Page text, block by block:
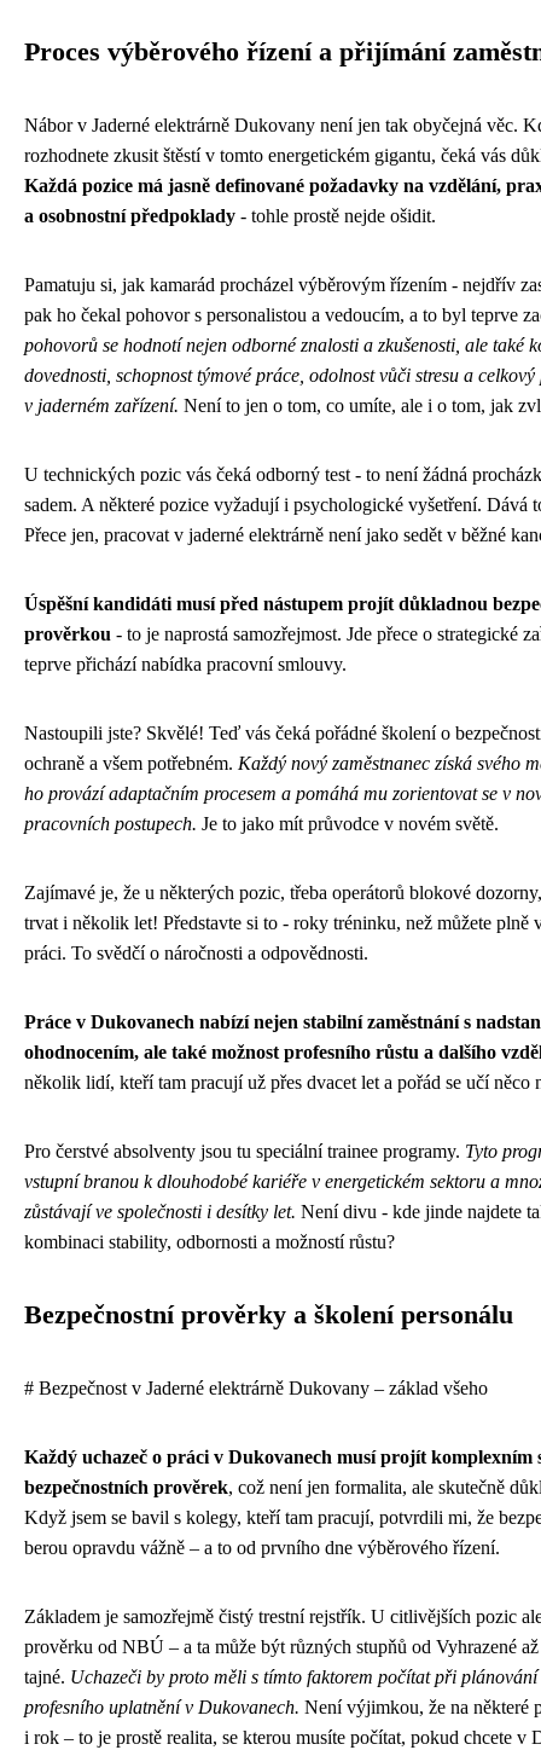
Proces výběrového řízení a přijímání
Nábor v Jaderné elektrárně Dukovany není jen tak obyčejná věc.
rozhodnete zkusit štěstí v tomto energetickém gigantu, čeká vás
Každá pozice má jasně definované požadavky na vzdělání,
a osobnostní předpoklady - tohle prostě nejde ošidit.
Pamatuju si, jak kamarád procházel výběrovým řízením - nejdřív
pak ho čekal pohovor s personalistou a vedoucím, a to byl teprve
pohovorů se hodnotí nejen odborné znalosti a zkušenosti, ale také
dovednosti, schopnost týmové práce, odolnost vůči stresu a
v jaderném zařízení. Není to jen o tom, co umíte, ale i o tom, jak
U technických pozic vás čeká odborný test - to není žádná
sadem. A některé pozice vyžadují i psychologické vyšetření. Dává
Přece jen, pracovat v jaderné elektrárně není jako sedět v běžné
Úspěšní kandidáti musí před nástupem projít důkladnou
prověrkou - to je naprostá samozřejmost. Jde přece o strategické
teprve přichází nabídka pracovní smlouvy.
Nastoupili jste? Skvělé! Teď vás čeká pořádné školení o
ochraně a všem potřebném. Každý nový zaměstnanec získá svého
ho provází adaptačním procesem a pomáhá mu zorientovat se v
pracovních postupech. Je to jako mít průvodce v novém světě.
Zajímavé je, že u některých pozic, třeba operátorů blokové
trvat i několik let! Představte si to - roky tréninku, než můžete plně
práci. To svědčí o náročnosti a odpovědnosti.
Práce v Dukovanech nabízí nejen stabilní zaměstnání s
ohodnocením, ale také možnost profesního růstu a dalšího
několik lidí, kteří tam pracují už přes dvacet let a pořád se učí něco
Pro čerstvé absolventy jsou tu speciální trainee programy. Tyto
vstupní branou k dlouhodobé kariéře v energetickém sektoru a
zůstávají ve společnosti i desítky let. Není divu - kde jinde najdete
kombinaci stability, odbornosti a možností růstu?
Bezpečnostní prověrky a školení personálu
# Bezpečnost v Jaderné elektrárně Dukovany – základ všeho
Každý uchazeč o práci v Dukovanech musí projít komplexním
bezpečnostních prověrek, což není jen formalita, ale skutečně
Když jsem se bavil s kolegy, kteří tam pracují, potvrdili mi, že
berou opravdu vážně – a to od prvního dne výběrového řízení.
Základem je samozřejmě čistý trestní rejstřík. U citlivějších pozic
prověrku od NBÚ – a ta může být různých stupňů od Vyhrazené
tajné. Uchazeči by proto měli s tímto faktorem počítat při plánování
profesního uplatnění v Dukovanech. Není výjimkou, že na některé
i rok – to je prostě realita, se kterou musíte počítat, pokud chcete v